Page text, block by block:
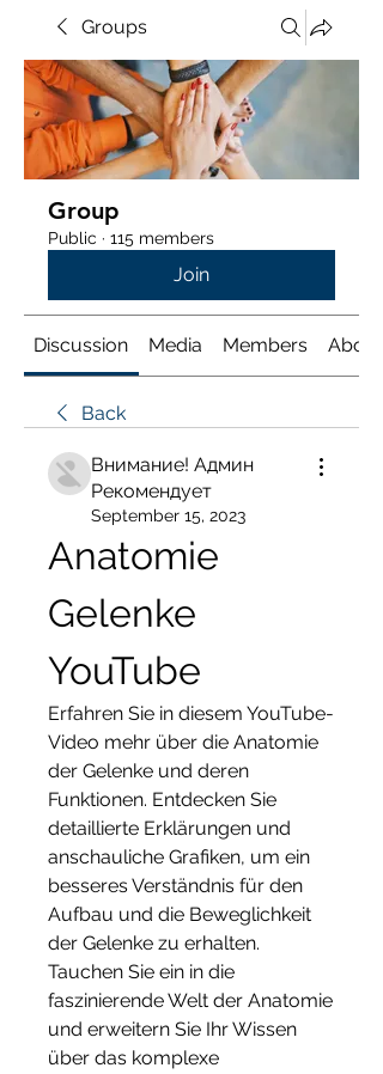
Groups
Group
Public · 115 members
Join
Discussion Media Members About
Back
Внимание! Админ
Рекомендует
September 15, 2023
Anatomie
Gelenke
YouTube
Erfahren Sie in diesem YouTube-
Video mehr über die Anatomie
der Gelenke und deren
Funktionen. Entdecken Sie
detaillierte Erklärungen und
anschauliche Grafiken, um ein
besseres Verständnis für den
Aufbau und die Beweglichkeit
der Gelenke zu erhalten.
Tauchen Sie ein in die
faszinierende Welt der Anatomie
und erweitern Sie Ihr Wissen
über das komplexe